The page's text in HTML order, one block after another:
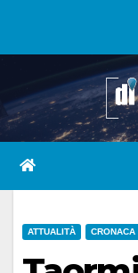
ATTUALITÀ CRONACA